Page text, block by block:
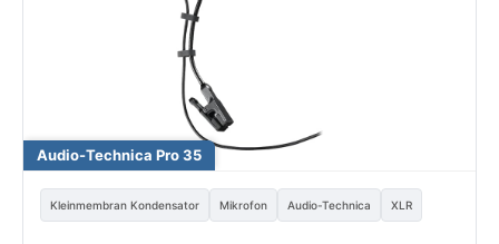
Audio-Technica Pro 35
Kleinmembran Kondensator Mikrofon Audio-Technica XLR